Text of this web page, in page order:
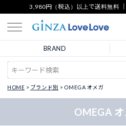
3,980円（税込）以上で送料無料
BRAND
HOME ブランド別 OMEGA オメガ
OMEGA